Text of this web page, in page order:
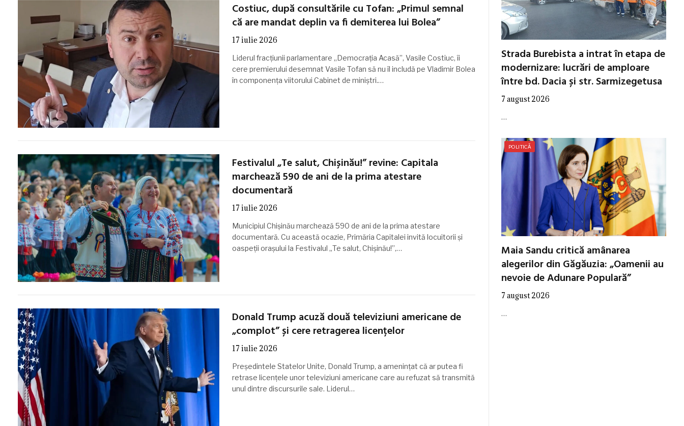
Costiuc, după consultările cu Tofan: „Primul semnal
că are mandat deplin va fi demiterea lui Bolea”
17 iulie 2026
Liderul fracțiunii parlamentare „Democrația Acasă”, Vasile Costiuc, îi
cere premierului desemnat Vasile Tofan să nu îl includă pe Vladimir Bolea
în componența viitorului Cabinet de miniștri.…
Festivalul „Te salut, Chișinău!” revine: Capitala
marchează 590 de ani de la prima atestare
documentară
17 iulie 2026
Municipiul Chișinău marchează 590 de ani de la prima atestare
documentară. Cu această ocazie, Primăria Capitalei invită locuitorii și
oaspeții orașului la Festivalul „Te salut, Chișinău!”,…
Donald Trump acuză două televiziuni americane de
„complot” și cere retragerea licențelor
17 iulie 2026
Președintele Statelor Unite, Donald Trump, a amenințat că ar putea fi
retrase licențele unor televiziuni americane care au refuzat să transmită
unul dintre discursurile sale. Liderul…
Strada Burebista a intrat în etapa de
modernizare: lucrări de amploare
între bd. Dacia și str. Sarmizegetusa
7 august 2026
…
POLITICĂ
Maia Sandu critică amânarea
alegerilor din Găgăuzia: „Oamenii au
nevoie de Adunare Populară”
7 august 2026
…